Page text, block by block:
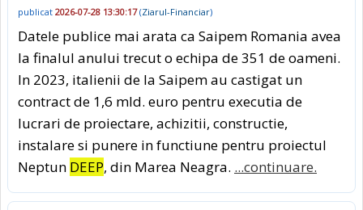
publicat 2026-07-28 13:30:17(Ziarul-Financiar)
Datele publice mai arata ca Saipem Romania avea
la finalul anului trecut o echipa de 351 de oameni.
In 2023, italienii de la Saipem au castigat un
contract de 1,6 mld. euro pentru executia de
lucrari de proiectare, achizitii, constructie,
instalare si punere in functiune pentru proiectul
Neptun DEEP, din Marea Neagra. ...continuare.